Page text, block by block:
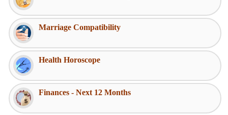
Marriage Compatibility
Health Horoscope
Finances - Next 12 Months